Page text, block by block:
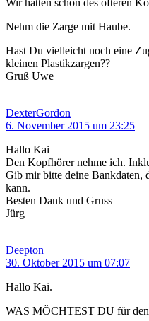
Nehm die Zarge mit Haube.
Hast Du vielleicht noch eine
kleinen Plastikzargen??
Gruß Uwe
DexterGordon
6. November 2015 um 23:25
Hallo Kai
Den Kopfhörer nehme ich.
Gib mir bitte deine Bankdaten,
kann.
Besten Dank und Gruss
Jürg
Deepton
30. Oktober 2015 um 07:07
Hallo Kai.
WAS MÖCHTEST DU für den